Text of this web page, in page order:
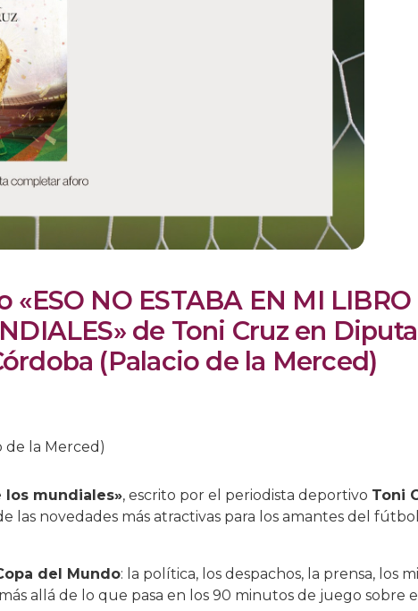
NO ESTABA EN MI LIBRO
de Toni Cruz en
(Palacio de la Merced)
de la Merced)
los mundiales», escrito por el periodista deportivo Toni
las novedades más atractivas para los amantes del
del Mundo: la política, los despachos, la prensa, los
allá de lo que pasa en los 90 minutos de juego sobre